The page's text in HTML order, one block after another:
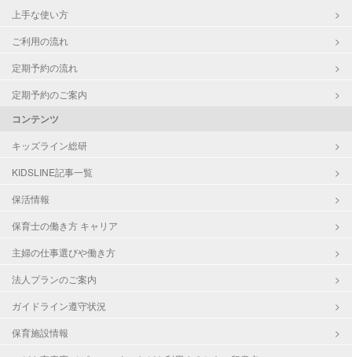
上手な使い方
ご利用の流れ
定期予約の流れ
定期予約のご案内
コンテンツ
キッズライン総研
KIDSLINE記事一覧
保活情報
保育士の働き方 キャリア
主婦の仕事選びや働き方
法人プランのご案内
ガイドライン遵守状況
保育施設情報